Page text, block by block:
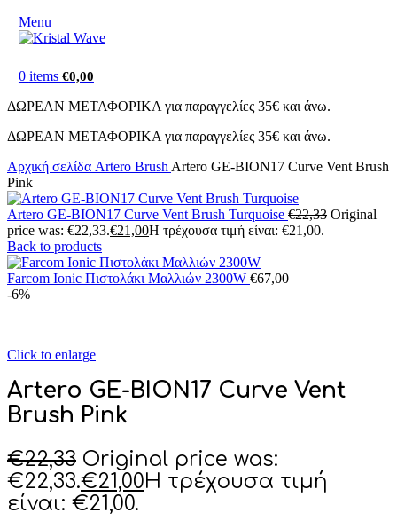
Menu
0 items €0,00
ΔΩΡΕΑΝ ΜΕΤΑΦΟΡΙΚΑ για παραγγελίες 35€ και άνω.
ΔΩΡΕΑΝ ΜΕΤΑΦΟΡΙΚΑ για παραγγελίες 35€ και άνω.
Αρχική σελίδα Artero Brush Artero GE-BION17 Curve Vent Brush
Pink
Artero GE-BION17 Curve Vent Brush Turquoise €22,33 Original
price was: €22,33.€21,00Η τρέχουσα τιμή είναι: €21,00.
Back to products
Farcom Ionic Πιστολάκι Μαλλιών 2300W €67,00
-6%
Click to enlarge
Artero GE-BION17 Curve Vent
Brush Pink
€22,33 Original price was:
€22,33.€21,00Η τρέχουσα τιμή
είναι: €21,00.